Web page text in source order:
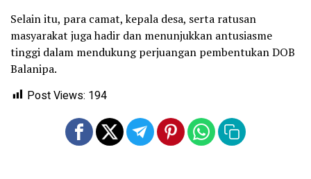
Selain itu, para camat, kepala desa, serta ratusan
masyarakat juga hadir dan menunjukkan antusiasme
tinggi dalam mendukung perjuangan pembentukan DOB
Balanipa.
Post Views: 194